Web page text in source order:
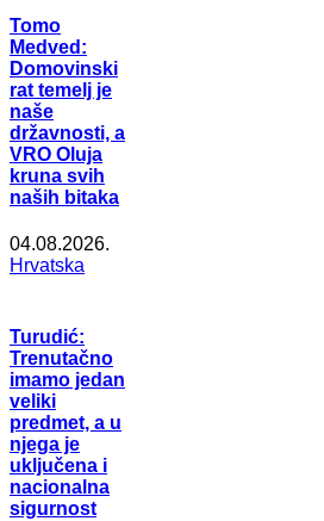
Tomo
Medved:
Domovinski
rat temelj je
naše
državnosti, a
VRO Oluja
kruna svih
naših bitaka
04.08.2026.
Hrvatska
Turudić:
Trenutačno
imamo jedan
veliki
predmet, a u
njega je
uključena i
nacionalna
sigurnost